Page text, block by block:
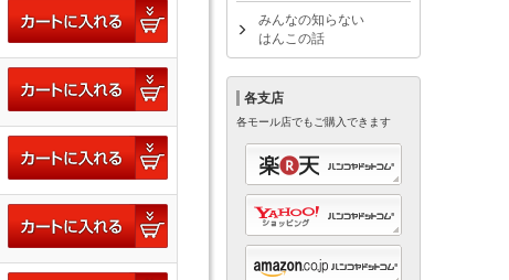
みんなの知らない
はんこの話
各支店
各モール店でもご購入できます